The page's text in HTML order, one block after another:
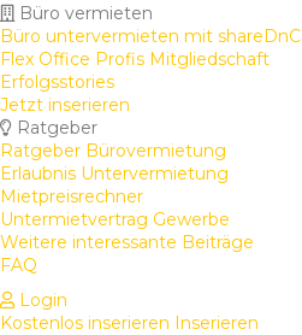
Büro vermieten
Büro untervermieten mit shareDnC
Flex Office Profis Mitgliedschaft
Erfolgsstories
Jetzt inserieren
Ratgeber
Ratgeber Bürovermietung
Erlaubnis Untervermietung
Mietpreisrechner
Untermietvertrag Gewerbe
Weitere interessante Beiträge
FAQ
Login
Kostenlos inserieren Inserieren